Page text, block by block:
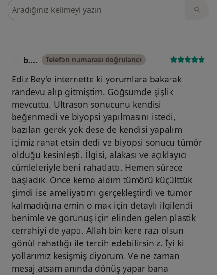
Görüşler içerisinde ara
b.... Telefon numarası doğrulandı
Ediz Bey'e internette ki yorumlara bakarak
randevu alıp gitmiştim. Göğsümde şişlik
mevcuttu. Ultrason sonucunu kendisi
beğenmedi ve biyopsi yapılmasını istedi,
bazıları gerek yok dese de kendisi yapalım
içimiz rahat etsin dedi ve biyopsi sonucu tümör
olduğu kesinleşti. İlgisi, alakası ve açıklayıcı
cümleleriyle beni rahatlattı. Hemen sürece
başladık. Önce kemo aldım tümörü küçülttük
şimdi ise ameliyatımı gerçekleştirdi ve tümör
kalmadığına emin olmak için detaylı ilgilendi
benimle ve görünüş için elinden gelen plastik
cerrahiyi de yaptı. Allah bin kere razı olsun
gönül rahatlığı ile tercih edebilirsiniz. İyi ki
yollarımız kesişmiş diyorum. Ve ne zaman
mesaj atsam anında dönüş yapar bana